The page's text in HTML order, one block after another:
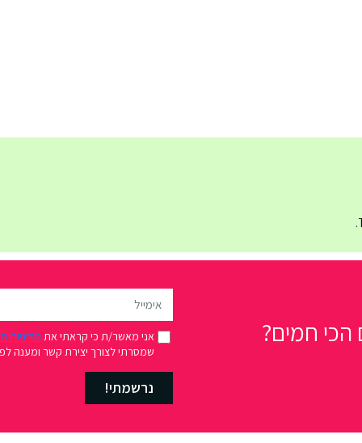
חמים? אני מאשר/ת כי קראתי את מדיניות
שמסרתי לצורך יצירת קשר ומענה
נרשמתי!